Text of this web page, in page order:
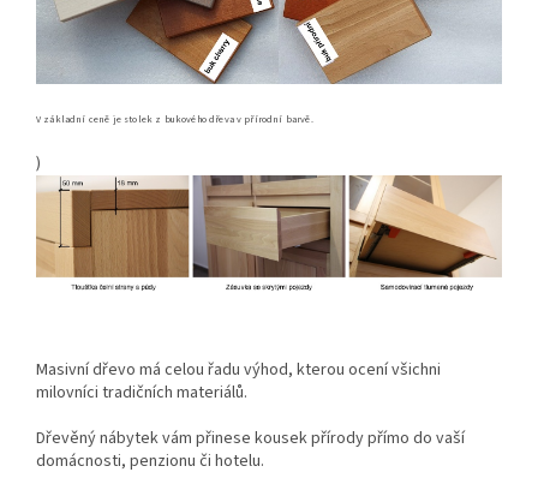
V základní ceně je stolek z bukového dřeva v přírodní barvě.
)
Masivní dřevo má celou řadu výhod, kterou ocení všichni
milovníci tradičních materiálů.
Dřevěný nábytek vám přinese kousek přírody přímo do vaší
domácnosti, penzionu či hotelu.